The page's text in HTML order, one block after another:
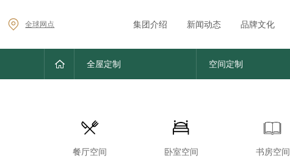
全球网点 集团介绍 新闻动态 品牌文化
全屋定制 空间定制
餐厅空间 卧室空间 书房空间